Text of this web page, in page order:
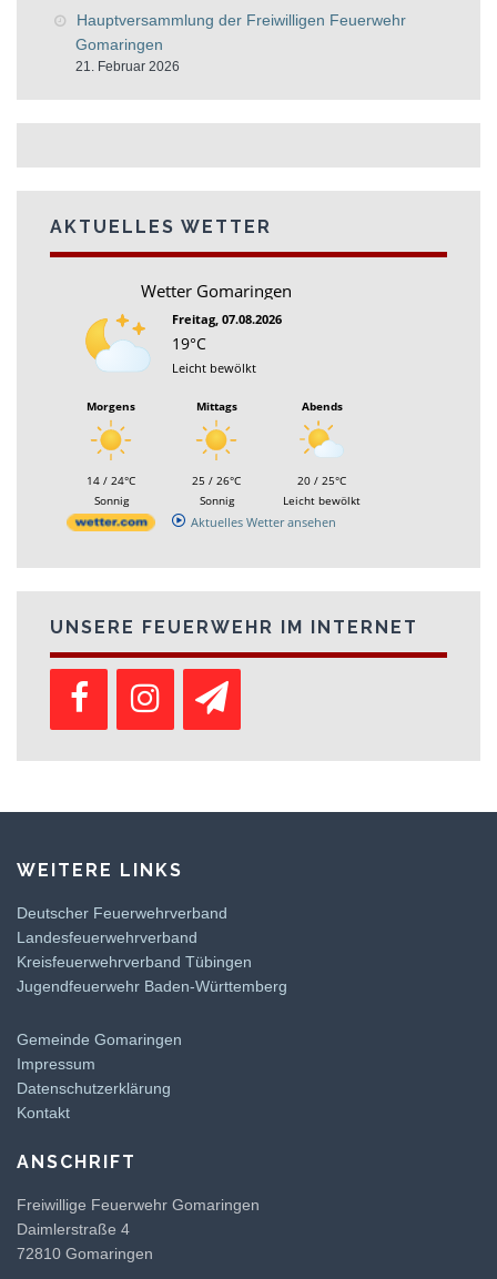
Hauptversammlung der Freiwilligen Feuerwehr
Gomaringen
21. Februar 2026
AKTUELLES WETTER
Wetter Gomaringen
Freitag, 07.08.2026
19°C
Leicht bewölkt
Morgens
14 / 24°C
Sonnig
Mittags
25 / 26°C
Sonnig
Abends
20 / 25°C
Leicht bewölkt
Aktuelles Wetter ansehen
UNSERE FEUERWEHR IM INTERNET
WEITERE LINKS
Deutscher Feuerwehrverband
Landesfeuerwehrverband
Kreisfeuerwehrverband Tübingen
Jugendfeuerwehr Baden-Württemberg
Gemeinde Gomaringen
Impressum
Datenschutzerklärung
Kontakt
ANSCHRIFT
Freiwillige Feuerwehr Gomaringen
Daimlerstraße 4
72810 Gomaringen